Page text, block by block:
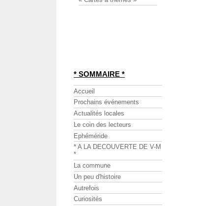
* SOMMAIRE *
Accueil
Prochains événements
Actualités locales
Le coin des lecteurs
Ephéméride
* A LA DECOUVERTE DE V-M
*
La commune
Un peu d'histoire
Autrefois
Curiosités